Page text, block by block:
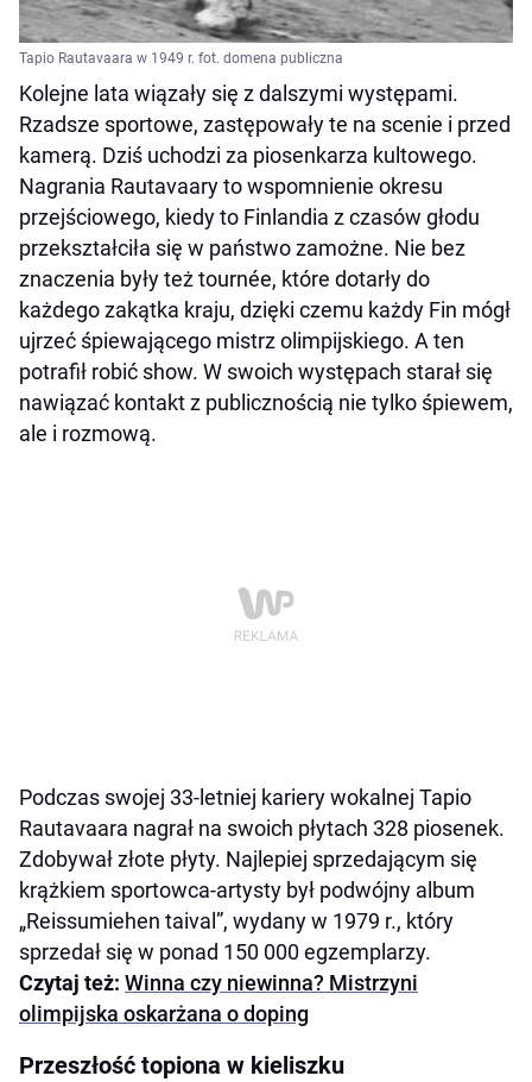
Tapio Rautavaara w 1949 r. fot. domena publiczna
Kolejne lata wiązały się z dalszymi występami.
Rzadsze sportowe, zastępowały te na scenie i przed
kamerą. Dziś uchodzi za piosenkarza kultowego.
Nagrania Rautavaary to wspomnienie okresu
przejściowego, kiedy to Finlandia z czasów głodu
przekształciła się w państwo zamożne. Nie bez
znaczenia były też tournée, które dotarły do
każdego zakątka kraju, dzięki czemu każdy Fin mógł
ujrzeć śpiewającego mistrz olimpijskiego. A ten
potrafił robić show. W swoich występach starał się
nawiązać kontakt z publicznością nie tylko śpiewem,
ale i rozmową.
Podczas swojej 33-letniej kariery wokalnej Tapio
Rautavaara nagrał na swoich płytach 328 piosenek.
Zdobywał złote płyty. Najlepiej sprzedającym się
krążkiem sportowca-artysty był podwójny album
„Reissumiehen taival”, wydany w 1979 r., który
sprzedał się w ponad 150 000 egzemplarzy.
Czytaj też: Winna czy niewinna? Mistrzyni
olimpijska oskarżana o doping
Przeszłość topiona w kieliszku